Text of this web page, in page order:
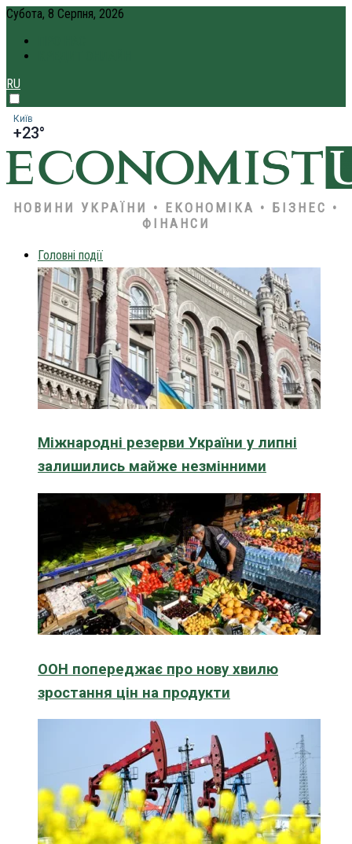
Субота, 8 Серпня, 2026
RU
Київ
+23°
НОВИНИ УКРАЇНИ • ЕКОНОМІКА • БІЗНЕС •
ФІНАНСИ
Головні події
Міжнародні резерви України у липні
залишились майже незмінними
ООН попереджає про нову хвилю
зростання цін на продукти